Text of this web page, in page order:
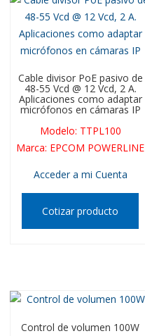
Cable divisor PoE pasivo de
48-55 Vcd @ 12 Vcd, 2 A.
Aplicaciones como adaptar
micrófonos en cámaras IP
Modelo: TTPL100
Marca: EPCOM POWERLINE
Acceder a mi Cuenta
Cotizar producto
Control de volumen 100W